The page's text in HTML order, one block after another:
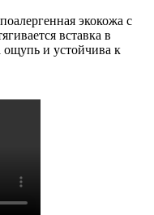
экокожа с
вставка в
ощупь и устойчива к